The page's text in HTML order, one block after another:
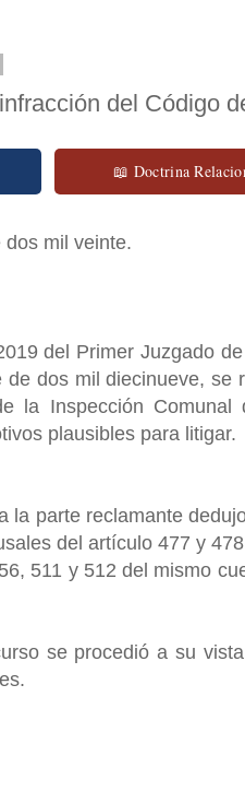
del Código
📖 Doctrina
mil veinte.
del Primer Juzgado
dos mil diecinueve, se
la Inspección Comunal
plausibles para litigar.
la parte reclamante
del artículo 477 y
511 y 512 del mismo
se procedió a su